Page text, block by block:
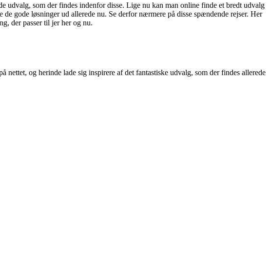
udvalg, som der findes indenfor disse. Lige nu kan man online finde et bredt udvalg
gode løsninger ud allerede nu. Se derfor nærmere på disse spændende rejser. Her
der passer til jer her og nu.
nettet, og herinde lade sig inspirere af det fantastiske udvalg, som der findes allerede